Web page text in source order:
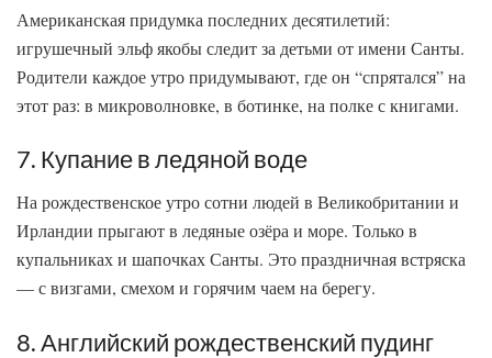
Американская придумка последних десятилетий:
игрушечный эльф якобы следит за детьми от имени Санты.
Родители каждое утро придумывают, где он “спрятался” на
этот раз: в микроволновке, в ботинке, на полке с книгами.
7. Купание в ледяной воде
На рождественское утро сотни людей в Великобритании и
Ирландии прыгают в ледяные озёра и море. Только в
купальниках и шапочках Санты. Это праздничная встряска
— с визгами, смехом и горячим чаем на берегу.
8. Английский рождественский пудинг